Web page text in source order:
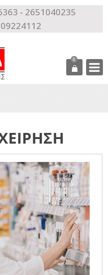
- 2651040235
0